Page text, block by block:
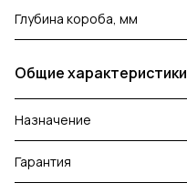
Глубина короба, мм
Общие характеристики
Назначение
Гарантия